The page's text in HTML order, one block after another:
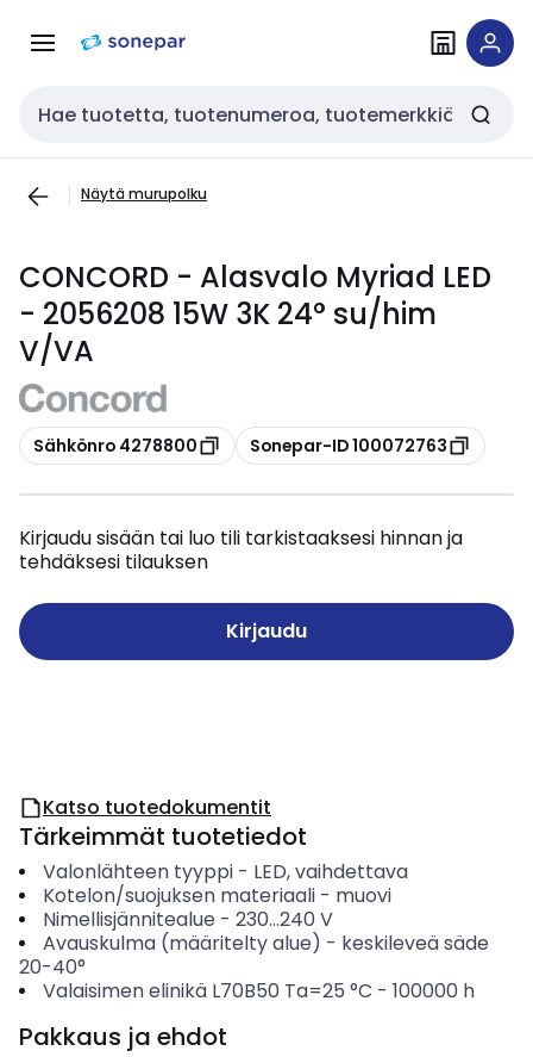
navigointiinsisältöön
Haku
Näytä murupolku
CONCORD - Alasvalo Myriad LED
- 2056208 15W 3K 24° su/him
V/VA
Kopioi
Sähkönro 4278800 Kopioi
Sonepar-ID 100072763
Kirjaudu sisään tai luo tili tarkistaaksesi hinnan ja
tehdäksesi tilauksen
Kirjaudu
Katso tuotedokumentit
Tärkeimmät tuotetiedot
Valonlähteen tyyppi- LED, vaihdettava
Kotelon/suojuksen materiaali- muovi
Nimellisjännitealue - 230...240 V
Avauskulma (määritelty alue) - keskileveä säde
20-40°
Valaisimen elinikä L70B50 Ta=25 °C - 100000 h
Pakkaus ja ehdot